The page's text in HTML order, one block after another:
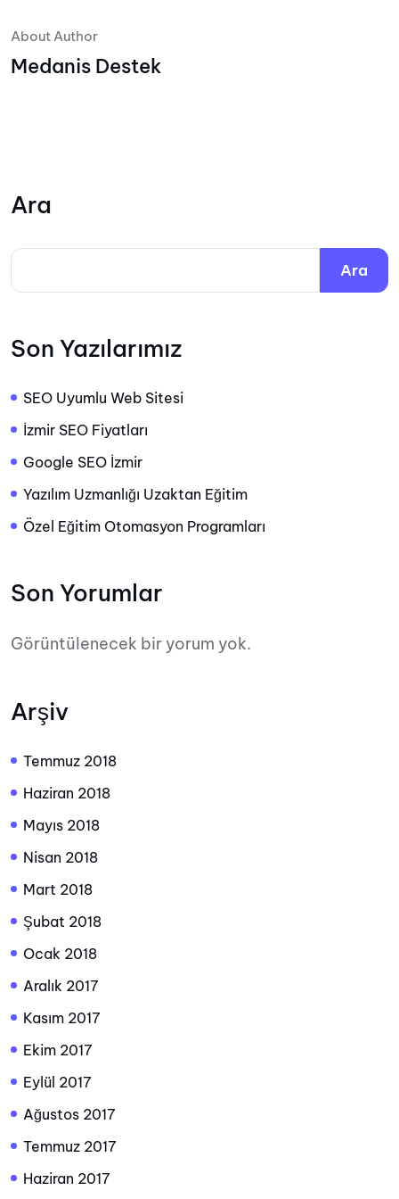
About Author
Medanis Destek
Ara
Ara
Son Yazılarımız
SEO Uyumlu Web Sitesi
İzmir SEO Fiyatları
Google SEO İzmir
Yazılım Uzmanlığı Uzaktan Eğitim
Özel Eğitim Otomasyon Programları
Son Yorumlar
Görüntülenecek bir yorum yok.
Arşiv
Temmuz 2018
Haziran 2018
Mayıs 2018
Nisan 2018
Mart 2018
Şubat 2018
Ocak 2018
Aralık 2017
Kasım 2017
Ekim 2017
Eylül 2017
Ağustos 2017
Temmuz 2017
Haziran 2017